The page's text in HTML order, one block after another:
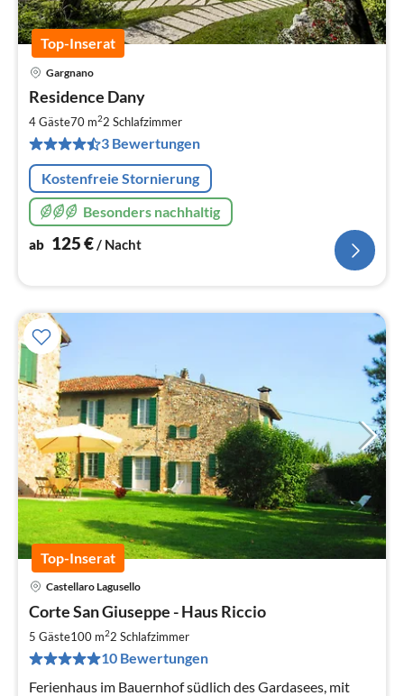
Top-Inserat
Gargnano
Residence Dany
4 Gäste70 m22 Schlafzimmer
3 Bewertungen
Kostenfreie Stornierung
Besonders nachhaltig
ab 125€/ Nacht
Top-Inserat
Castellaro Lagusello
Corte San Giuseppe - Haus Riccio
5 Gäste100 m22 Schlafzimmer
10 Bewertungen
Ferienhaus im Bauernhof südlich des Gardasees, mit